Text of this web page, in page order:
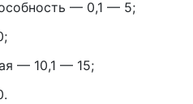
— 0,1 — 5;
— 10,1 — 15;